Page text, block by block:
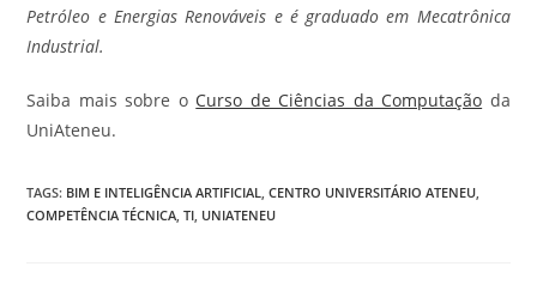
Petróleo e Energias Renováveis e é graduado em Mecatrônica
Industrial.
Saiba mais sobre o Curso de Ciências da Computação da
UniAteneu.
TAGS: BIM E INTELIGÊNCIA ARTIFICIAL, CENTRO UNIVERSITÁRIO ATENEU,
COMPETÊNCIA TÉCNICA, TI, UNIATENEU